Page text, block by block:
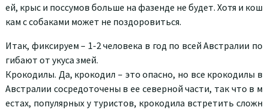
ей, крыс и поссумов больше на фазенде не будет. Хотя и кош
кам с собаками может не поздоровиться.
Итак, фиксируем – 1-2 человека в год по всей Австралии по
гибают от укуса змей.
Крокодилы. Да, крокодил – это опасно, но все крокодилы в
Австралии сосредоточены в ее северной части, так что в м
естах, популярных у туристов, крокодила встретить сложн